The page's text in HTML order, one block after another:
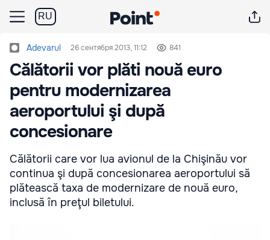
RU
Adevarul 26 сентября 2013, 11:12 841
Călătorii vor plăti nouă euro
pentru modernizarea
aeroportului şi după
concesionare
Călătorii care vor lua avionul de la Chişinău vor
continua şi după concesionarea aeroportului să
plătească taxa de modernizare de nouă euro,
inclusă în preţul biletului.